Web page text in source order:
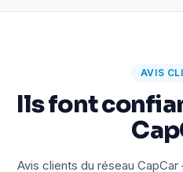
AVIS
Ils font
Avis clients du réseau